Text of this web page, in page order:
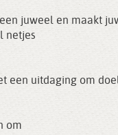
juweel en maakt
netjes
een uitdaging om
om